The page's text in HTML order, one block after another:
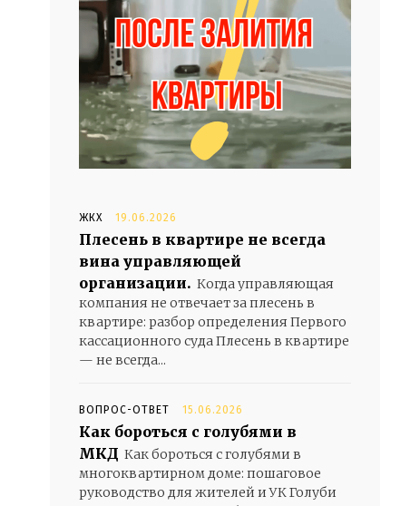
ЖКХ 19.06.2026
Плесень в квартире не всегда
вина управляющей
организации. Когда управляющая
компания не отвечает за плесень в
квартире: разбор определения Первого
кассационного суда Плесень в квартире
— не всегда...
ВОПРОС-ОТВЕТ 15.06.2026
Как бороться с голубями в
МКД Как бороться с голубями в
многоквартирном доме: пошаговое
руководство для жителей и УК Голуби